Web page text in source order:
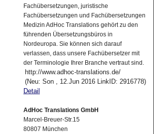
Fachübersetzungen, juristische
Fachübersetzungen und Fachübersetzungen
Medizin AdHoc Translations gehört zu den
führenden Übersetzungsbüros in
Nordeuropa. Sie können sich darauf
verlassen, dass unsere Fachübersetzer mit
der Terminologie Ihrer Branche vertraut sind.
http://www.adhoc-translations.de/
(Neu: Son , 12.Jun 2016 LinkID: 2916778)
Detail
AdHoc Translations GmbH
Marcel-Breuer-Str.15
80807 München